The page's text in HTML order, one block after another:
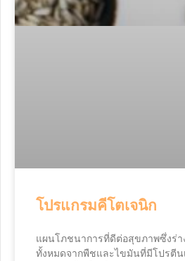
โปรแกรมคีโตเจนิก
แผนโภชนาการที่ดีต่อสุขภาพซึ่งร่า
ทั้งหมดจากพืชและไขมันที่มีโปรตีน